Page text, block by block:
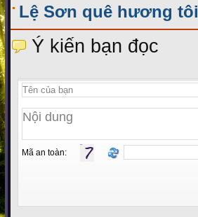
Lệ Sơn quê hương tôi
Ý kiến bạn đọc
Mã an toàn: